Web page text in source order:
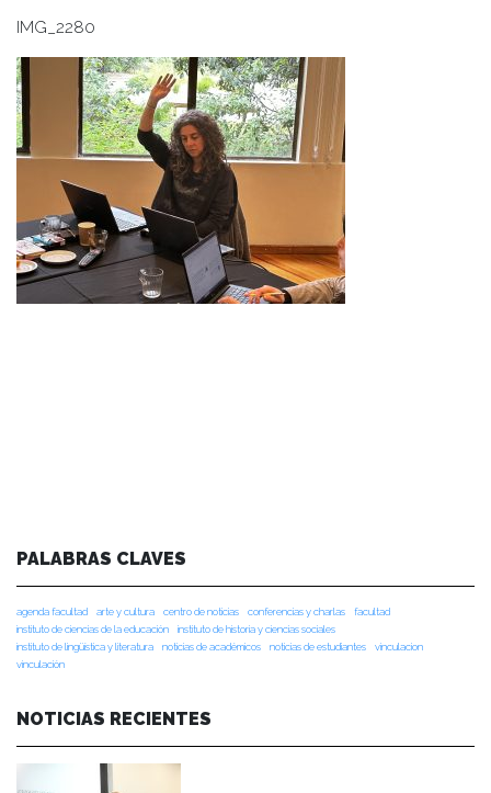
IMG_2280
PALABRAS CLAVES
agenda facultad arte y cultura centro de noticias conferencias y charlas
facultad
instituto de ciencias de la educación
instituto de historia y ciencias sociales
instituto de lingüística y literatura
noticias de académicos noticias de estudiantes
vinculacion
vinculación
NOTICIAS RECIENTES